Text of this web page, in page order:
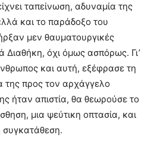
ταπείνωση, αδυναμία της
και το παράδοξο του
μεν θαυματουργικές
Διαθήκη, όχι όμως ασπόρως. Γι’
και αυτή, εξέφρασε τη
της προς τον αρχάγγελο
ήταν απιστία, θα θεωρούσε το
μια ψεύτικη οπτασία, και
συγκατάθεση.